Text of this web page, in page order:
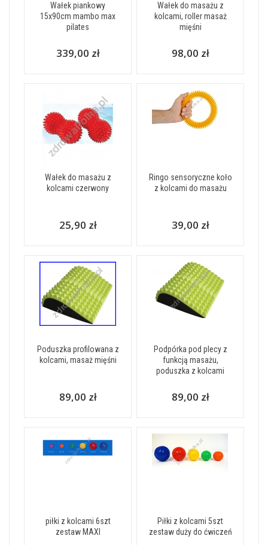
Wałek piankowy
15x90cm mambo max
pilates
339,00 zł
Wałek do masażu z
kolcami, roller masaż
mięśni
98,00 zł
Wałek do masażu z
kolcami czerwony
25,90 zł
Ringo sensoryczne koło
z kolcami do masażu
39,00 zł
Poduszka profilowana z
kolcami, masaż mięśni
89,00 zł
Podpórka pod plecy z
funkcją masażu,
poduszka z kolcami
89,00 zł
piłki z kolcami 6szt
zestaw MAXI
Piłki z kolcami 5szt
zestaw duży do ćwiczeń